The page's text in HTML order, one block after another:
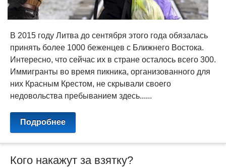
В 2015 году Литва до сентября этого года обязалась
принять более 1000 беженцев с Ближнего Востока.
Интересно, что сейчас их в стране осталось всего 300.
Иммигранты во время пикника, организованного для
них Красным Крестом, не скрывали своего
недовольства пребыванием здесь......
Подробнее
Кого накажут за взятку?